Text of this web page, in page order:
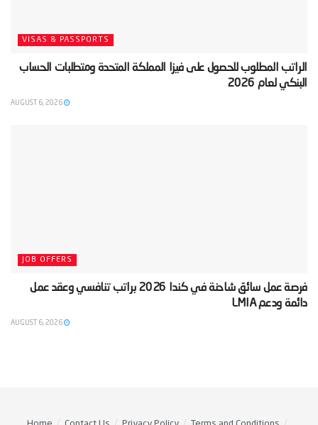
VISAS & PASSPORTS
‫الراتب المطلوب للحصول على فيزا المملكة المتحدة ومتطلبات الحساب
البنكي لعام 2026‬
JOB OFFERS
‫فرصة عمل سائق شاحنة في كندا 2026 براتب تنافسي وعقد عمل
دائمة ودعم LMIA‬